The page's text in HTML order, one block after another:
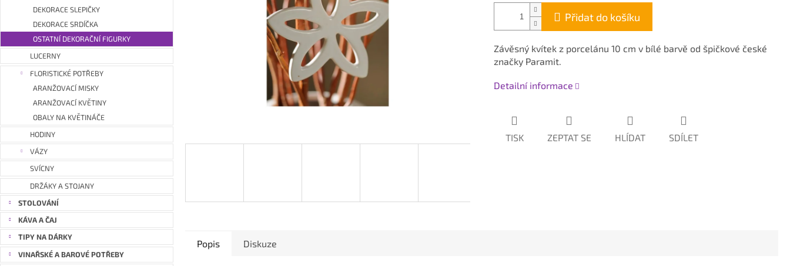
DEKORACE SLEPIČKY
DEKORACE SRDÍČKA
OSTATNÍ DEKORAČNÍ FIGURKY
LUCERNY
FLORISTICKÉ POTŘEBY
ARANŽOVACÍ MISKY
ARANŽOVACÍ KVĚTINY
OBALY NA KVĚTINÁČE
HODINY
VÁZY
SVÍCNY
DRŽÁKY A STOJANY
STOLOVÁNÍ
KÁVA A ČAJ
TIPY NA DÁRKY
VINAŘSKÉ A BAROVÉ POTŘEBY
Přidat do košíku
Závěsný kvítek z porcelánu 10 cm v bílé barvě od špičkové české
značky Paramit.
Detailní informace
TISK ZEPTAT SE HLÍDAT SDÍLET
Popis Diskuze